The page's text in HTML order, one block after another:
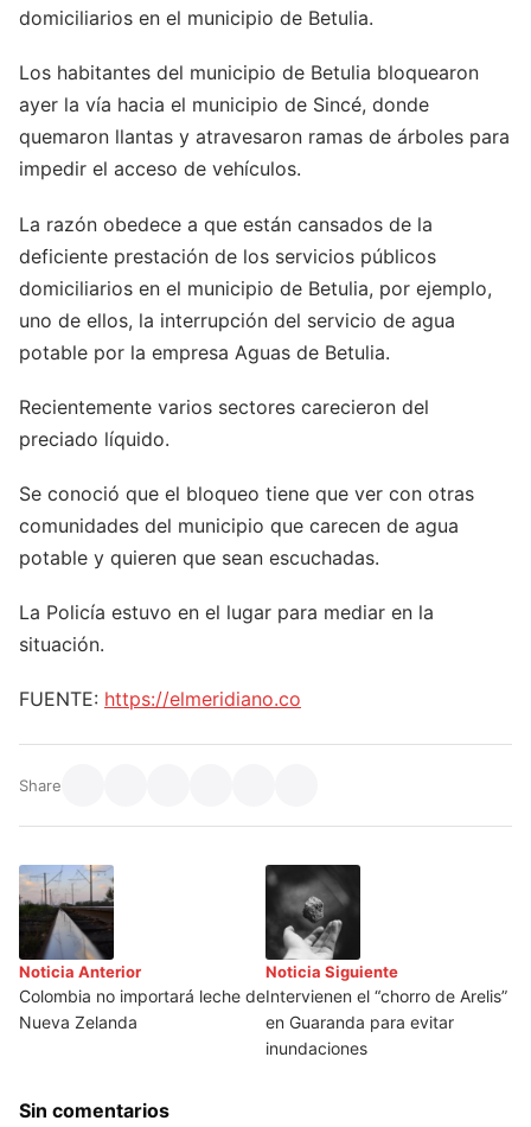
domiciliarios en el municipio de Betulia.
Los habitantes del municipio de Betulia bloquearon
ayer la vía hacia el municipio de Sincé, donde
quemaron llantas y atravesaron ramas de árboles para
impedir el acceso de vehículos.
La razón obedece a que están cansados de la
deficiente prestación de los servicios públicos
domiciliarios en el municipio de Betulia, por ejemplo,
uno de ellos, la interrupción del servicio de agua
potable por la empresa Aguas de Betulia.
Recientemente varios sectores carecieron del
preciado líquido.
Se conoció que el bloqueo tiene que ver con otras
comunidades del municipio que carecen de agua
potable y quieren que sean escuchadas.
La Policía estuvo en el lugar para mediar en la
situación.
FUENTE: https://elmeridiano.co
Share
Noticia Anterior
Colombia no importará leche de
Nueva Zelanda
Noticia Siguiente
Intervienen el “chorro de Arelis”
en Guaranda para evitar
inundaciones
Sin comentarios